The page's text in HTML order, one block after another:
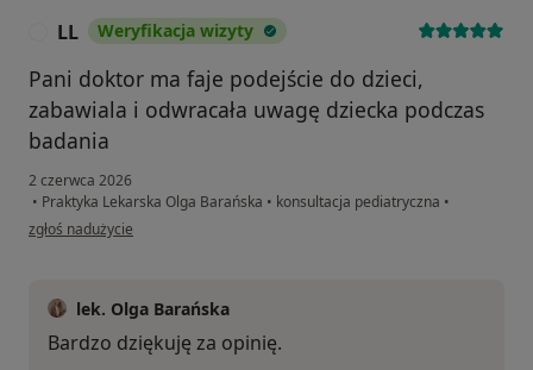
LL Weryfikacja wizyty
Pani doktor ma faje podejście do dzieci,
zabawiala i odwracała uwagę dziecka podczas
badania
2 czerwca 2026
• Praktyka Lekarska Olga Barańska • konsultacja pediatryczna •
w opinii użytkownika LL
zgłoś nadużycie
lek. Olga Barańska
Bardzo dziękuję za opinię.